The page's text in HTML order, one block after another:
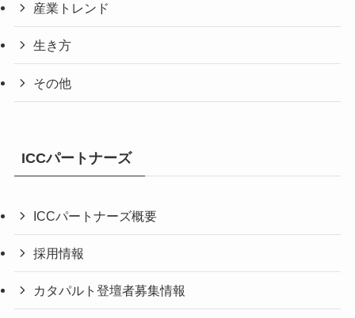
産業トレンド
生き方
その他
ICCパートナーズ
ICCパートナーズ概要
採用情報
カタパルト登壇者募集情報